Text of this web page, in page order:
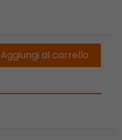
Aggiungi al carrello